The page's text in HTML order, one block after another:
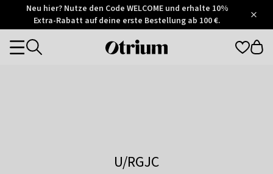
Otrium
Trustpilot
Neu hier? Nutze den Code WELCOME und erhalte 10%
Extra-Rabatt auf deine erste Bestellung ab 100 €.
Otrium
Categories
U/RGJC